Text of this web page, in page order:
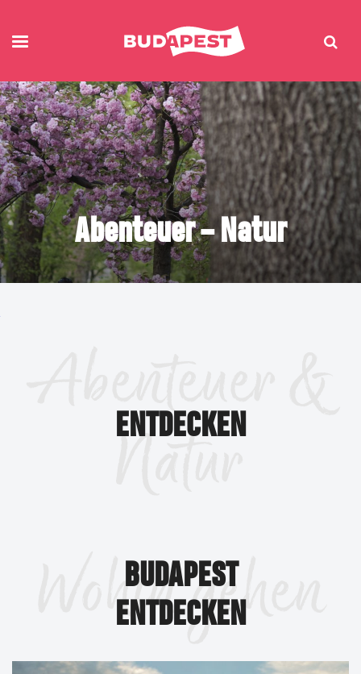
Abenteuer – Natur
Abenteuer &
Natur
ENTDECKEN
Wohin gehen
BUDAPEST
ENTDECKEN